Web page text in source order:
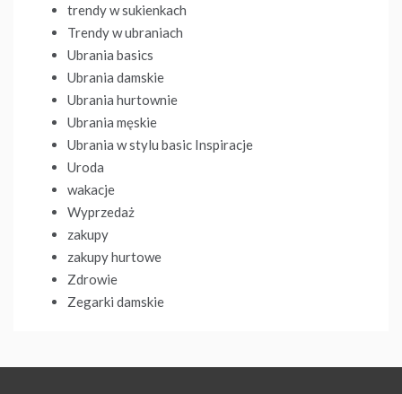
trendy w sukienkach
Trendy w ubraniach
Ubrania basics
Ubrania damskie
Ubrania hurtownie
Ubrania męskie
Ubrania w stylu basic Inspiracje
Uroda
wakacje
Wyprzedaż
zakupy
zakupy hurtowe
Zdrowie
Zegarki damskie